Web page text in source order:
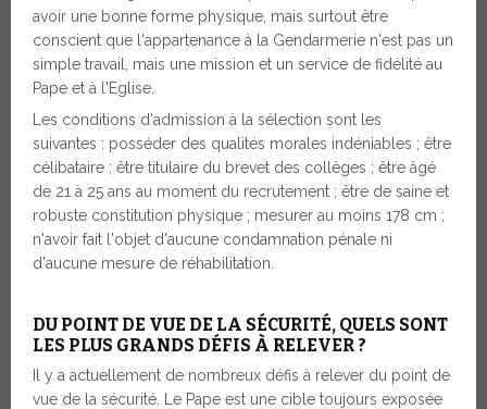
avoir une bonne forme physique, mais surtout être
conscient que l'appartenance à la Gendarmerie n'est pas un
simple travail, mais une mission et un service de fidélité au
Pape et à l'Eglise.
Les conditions d'admission à la sélection sont les
suivantes : posséder des qualités morales indéniables ; être
célibataire ; être titulaire du brevet des collèges ; être âgé
de 21 à 25 ans au moment du recrutement ; être de saine et
robuste constitution physique ; mesurer au moins 178 cm ;
n'avoir fait l'objet d'aucune condamnation pénale ni
d'aucune mesure de réhabilitation.
DU POINT DE VUE DE LA SÉCURITÉ, QUELS SONT
LES PLUS GRANDS DÉFIS À RELEVER ?
Il y a actuellement de nombreux défis à relever du point de
vue de la sécurité. Le Pape est une cible toujours exposée